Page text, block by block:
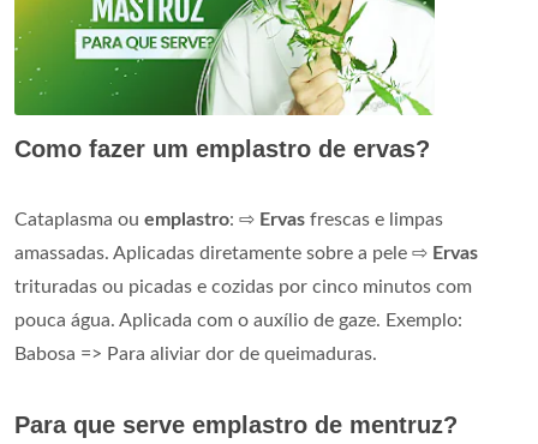
Como fazer um emplastro de ervas?
Cataplasma ou emplastro: ⇨ Ervas frescas e limpas
amassadas. Aplicadas diretamente sobre a pele ⇨ Ervas
trituradas ou picadas e cozidas por cinco minutos com
pouca água. Aplicada com o auxílio de gaze. Exemplo:
Babosa => Para aliviar dor de queimaduras.
Para que serve emplastro de mentruz?